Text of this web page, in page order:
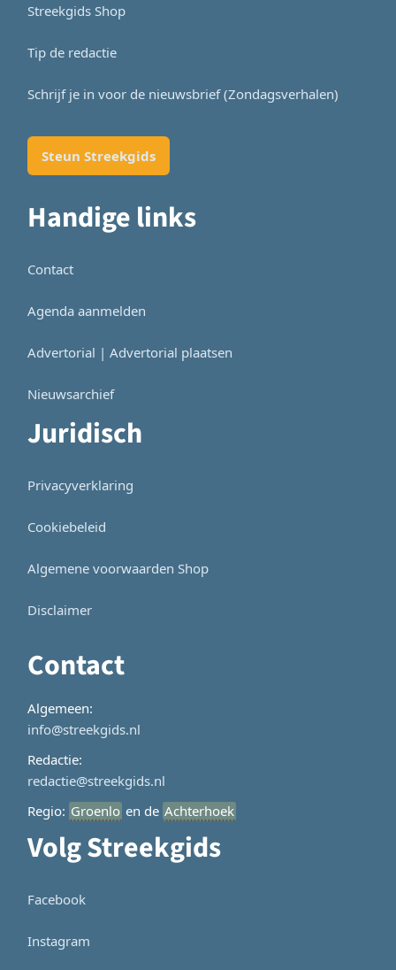
Streekgids Shop
Tip de redactie
Schrijf je in voor de nieuwsbrief (Zondagsverhalen)
Steun Streekgids
Handige links
Contact
Agenda aanmelden
Advertorial | Advertorial plaatsen
Nieuwsarchief
Juridisch
Privacyverklaring
Cookiebeleid
Algemene voorwaarden Shop
Disclaimer
Contact
Algemeen:
info@streekgids.nl
Redactie:
redactie@streekgids.nl
Regio: Groenlo en de Achterhoek
Volg Streekgids
Facebook
Instagram